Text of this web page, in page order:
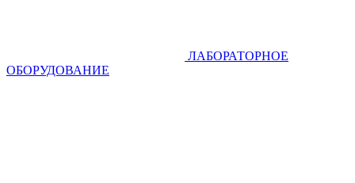
ЛАБОРАТОРНОЕ
ОБОРУДОВАНИЕ